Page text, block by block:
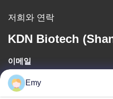
저희와 연락
KDN Biotech
이메일
panxy@vlandgroup.com
Emy